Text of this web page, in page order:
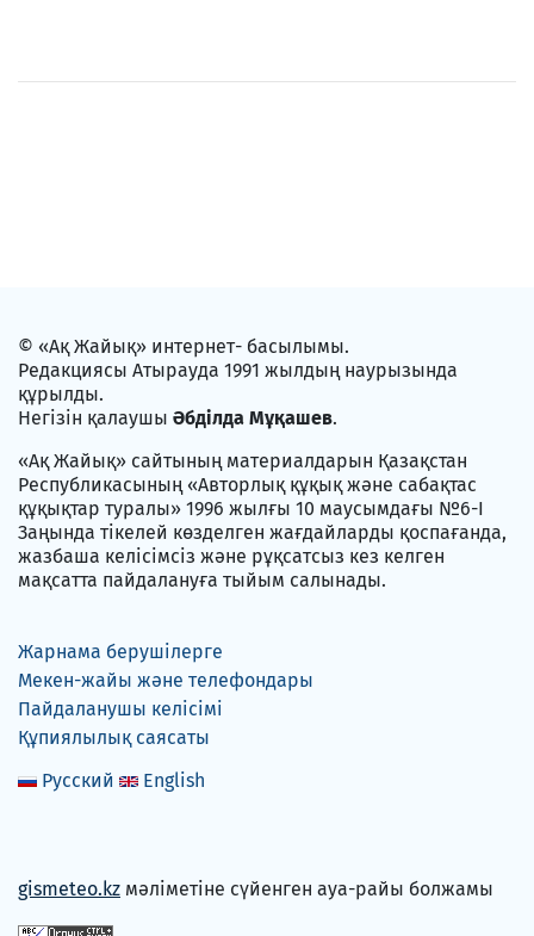
© «Ақ Жайық» интернет- басылымы.
Редакциясы Атырауда 1991 жылдың наурызында
құрылды.
Негізін қалаушы Әбділда Мұқашев.
«Ақ Жайық» сайтының материалдарын Қазақстан
Республикасының «Авторлық құқық және сабақтас
құқықтар туралы» 1996 жылғы 10 маусымдағы №6-I
Заңында тікелей көзделген жағдайларды қоспағанда,
жазбаша келісімсіз және рұқсатсыз кез келген
мақсатта пайдалануға тыйым салынады.
Жарнама берушілерге
Мекен-жайы және телефондары
Пайдаланушы келісімі
Құпиялылық саясаты
Русский
English
gismeteo.kz мәліметіне сүйенген ауа-райы болжамы